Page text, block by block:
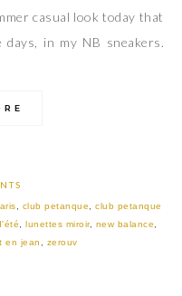
casual look today that
in my NB sneakers.
club petanque ,club petanque
,lunettes miroir, new balance
en jean zerouv